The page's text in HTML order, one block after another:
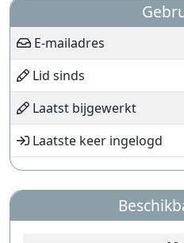
E-mailadres
Lid sinds
Laatst bijgewerkt
Laatste keer ingelogd